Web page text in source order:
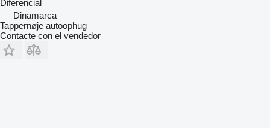
Diferencial
Dinamarca
Tappernøje autoophug
Contacte con el vendedor